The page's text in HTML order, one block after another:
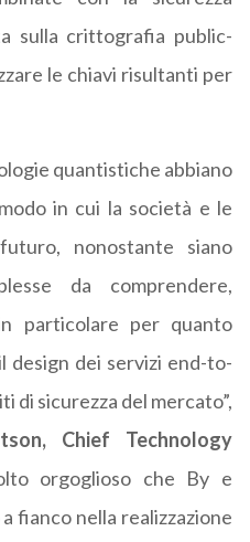
sulla crittografia public-
le chiavi risultanti per
quantistiche abbiano
in cui la società e le
nonostante siano
da comprendere,
particolare per quanto
design dei servizi end-to-
di sicurezza del mercato”,
Chief Technology
orgoglioso che By e
fianco nella realizzazione